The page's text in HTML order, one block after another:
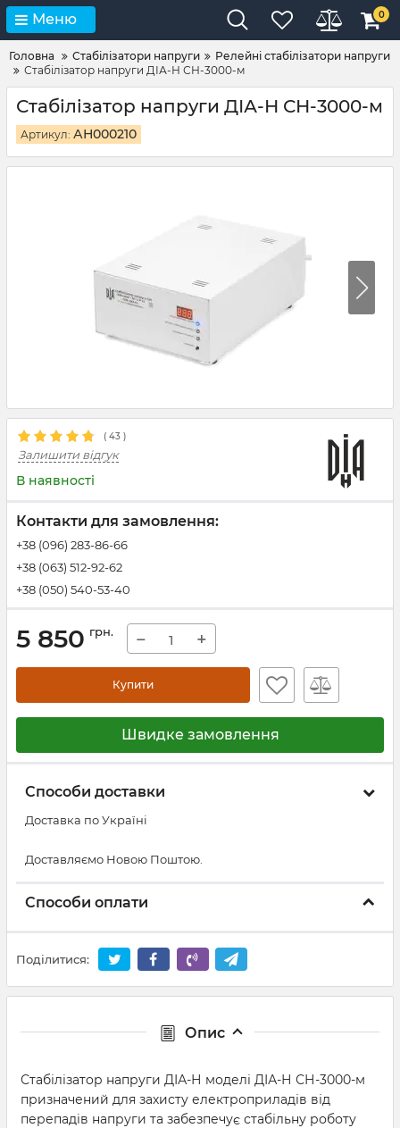
Меню 0
Головна Стабілізатори напруги
Релейні стабілізатори напруги
Стабілізатор напруги ДІА-Н СН-3000-м
Стабілізатор напруги ДІА-Н СН-3000-м
Артикул: АН000210
( 43 )
Залишити відгук
В наявності
Контакти для замовлення:
+38 (096) 283-86-66
+38 (063) 512-92-62
+38 (050) 540-53-40
5 850 грн. − +
Купити
Швидке замовлення
Способи доставки
Доставка по Україні
Доставляємо Новою Поштою.
Способи оплати
Поділитися:
Опис
Стабілізатор напруги ДІА-Н моделі ДІА-Н СН-3000-м
призначений для захисту електроприладів від
перепадів напруги та забезпечує стабільну роботу